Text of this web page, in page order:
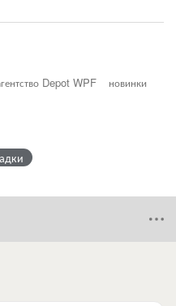
Depot WPF
новинки